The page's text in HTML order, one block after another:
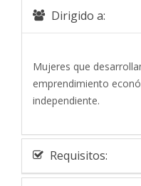
Dirigido a:
Mujeres que
emprendimiento
independiente.
Requisitos: